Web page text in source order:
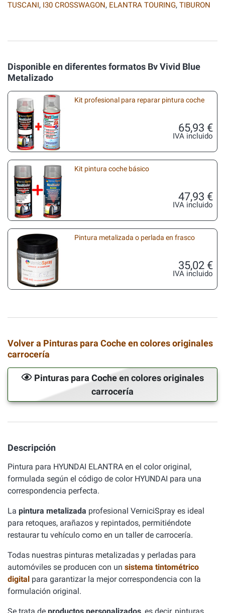
TUSCANI, I30 CROSSWAGON, ELANTRA TOURING, TIBURON
Disponible en diferentes formatos Bv Vivid Blue
Metalizado
Kit profesional para reparar pintura coche
65,93 €
IVA incluido
Kit pintura coche básico
47,93 €
IVA incluido
Pintura metalizada o perlada en frasco
35,02 €
IVA incluido
Volver a Pinturas para Coche en colores originales
carrocería
Pinturas para Coche en colores originales
carrocería
Descripción
Pintura para HYUNDAI ELANTRA en el color original,
formulada según el código de color HYUNDAI para una
correspondencia perfecta.
La pintura metalizada profesional VerniciSpray es ideal
para retoques, arañazos y repintados, permitiéndote
restaurar tu vehículo como en un taller de carrocería.
Todas nuestras pinturas metalizadas y perladas para
automóviles se producen con un sistema tintométrico
digital para garantizar la mejor correspondencia con la
formulación original.